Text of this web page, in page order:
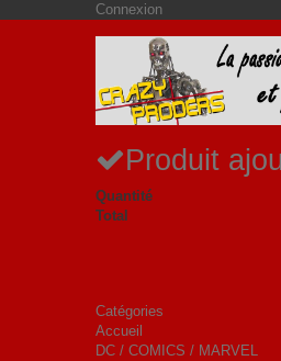
Connexion
Produit
Quantité
Total
Catégories
Accueil
DC / COMICS / MARVEL